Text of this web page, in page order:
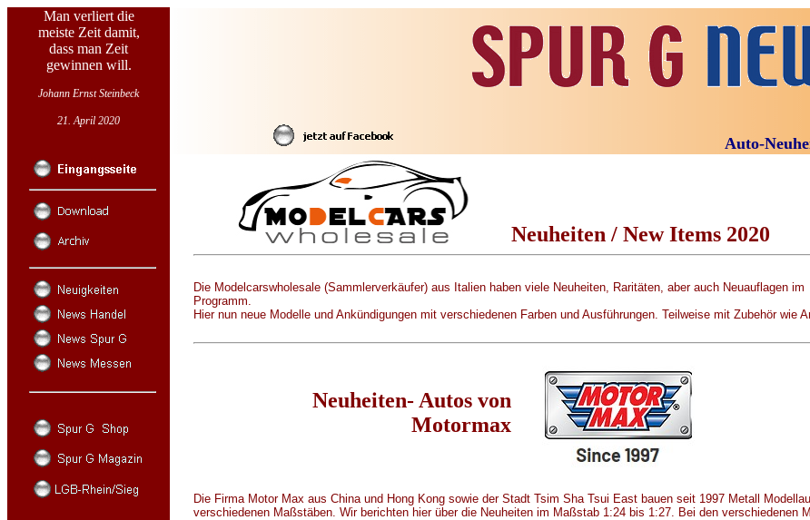
Man verliert die
meiste Zeit damit,
dass man Zeit
gewinnen will.
Johann Ernst Steinbeck
21. April 2020
Auto-Neuheiten
Neuheiten / New Items 2020
Die Modelcarswholesale (Sammlerverkäufer) aus Italien haben viele Neuheiten, Raritäten, aber auch Neuauflagen im
Programm.
Hier nun neue Modelle und Ankündigungen mit verschiedenen Farben und Ausführungen. Teilweise mit Zubehör wie
Neuheiten- Autos von
Motormax
Die Firma Motor Max aus China und Hong Kong sowie der Stadt Tsim Sha Tsui East bauen seit 1997 Metall
verschiedenen Maßstäben. Wir berichten hier über die Neuheiten im Maßstab 1:24 bis 1:27. Bei den verschiedenen